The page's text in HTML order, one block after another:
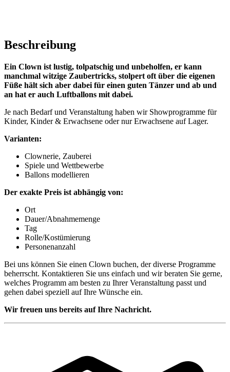
Beschreibung
Ein Clown ist lustig, tolpatschig und unbeholfen, er kann
manchmal witzige Zaubertricks, stolpert oft über die eigenen
Füße hält sich aber dabei für einen guten Tänzer und ab und
an hat er auch Luftballons mit dabei.
Je nach Bedarf und Veranstaltung haben wir Showprogramme für
Kinder, Kinder & Erwachsene oder nur Erwachsene auf Lager.
Varianten:
Clownerie, Zauberei
Spiele und Wettbewerbe
Ballons modellieren
Der exakte Preis ist abhängig von:
Ort
Dauer/Abnahmemenge
Tag
Rolle/Kostümierung
Personenanzahl
Bei uns können Sie einen Clown buchen, der diverse Programme
beherrscht. Kontaktieren Sie uns einfach und wir beraten Sie gerne,
welches Programm am besten zu Ihrer Veranstaltung passt und
gehen dabei speziell auf Ihre Wünsche ein.
Wir freuen uns bereits auf Ihre Nachricht.